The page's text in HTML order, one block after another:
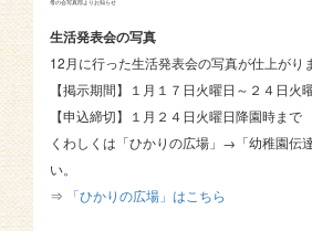
母の会写真部よりお知らせ
生活発表会の写真
12月に行った生活発表会の写真が仕上がり
【掲示期間】１月１７日火曜日～２４日火
【申込締切】１月２４日火曜日降園時まで
くわしくは「ひかりの広場」→「幼稚園伝
い。
⇒
「ひかりの広場」はこちら